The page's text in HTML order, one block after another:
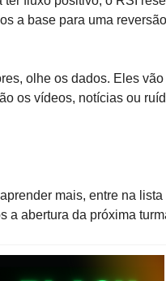
a base para uma reversão
olhe os dados. Eles vão
os vídeos, notícias ou
mais, entre na lista
a abertura da próxima